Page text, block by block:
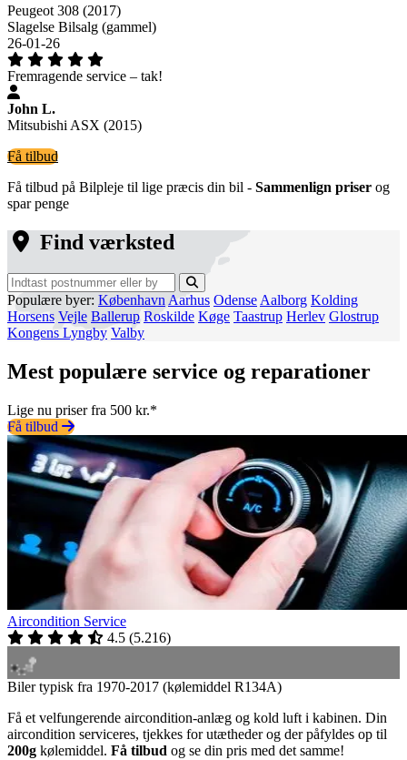
Peugeot 308 (2017)
Slagelse Bilsalg (gammel)
26-01-26
Fremragende service – tak!
John L.
Mitsubishi ASX (2015)
Få tilbud
Få tilbud på Bilpleje til lige præcis din bil - Sammenlign priser og
spar penge
Find værksted
Populære byer: København Aarhus Odense Aalborg Kolding
Horsens Vejle Ballerup Roskilde Køge Taastrup Herlev Glostrup
Kongens Lyngby Valby
Mest populære service og reparationer
Lige nu priser fra 500 kr.*
Få tilbud
Aircondition Service
4.5 (5.216)
Biler typisk fra 1970-2017 (kølemiddel R134A)
Få et velfungerende aircondition-anlæg og kold luft i kabinen. Din
aircondition serviceres, tjekkes for utætheder og der påfyldes op til
200g kølemiddel. Få tilbud og se din pris med det samme!